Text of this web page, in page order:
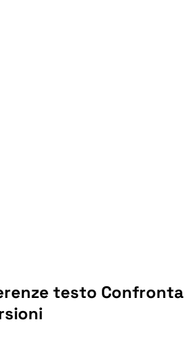
testo Confronta